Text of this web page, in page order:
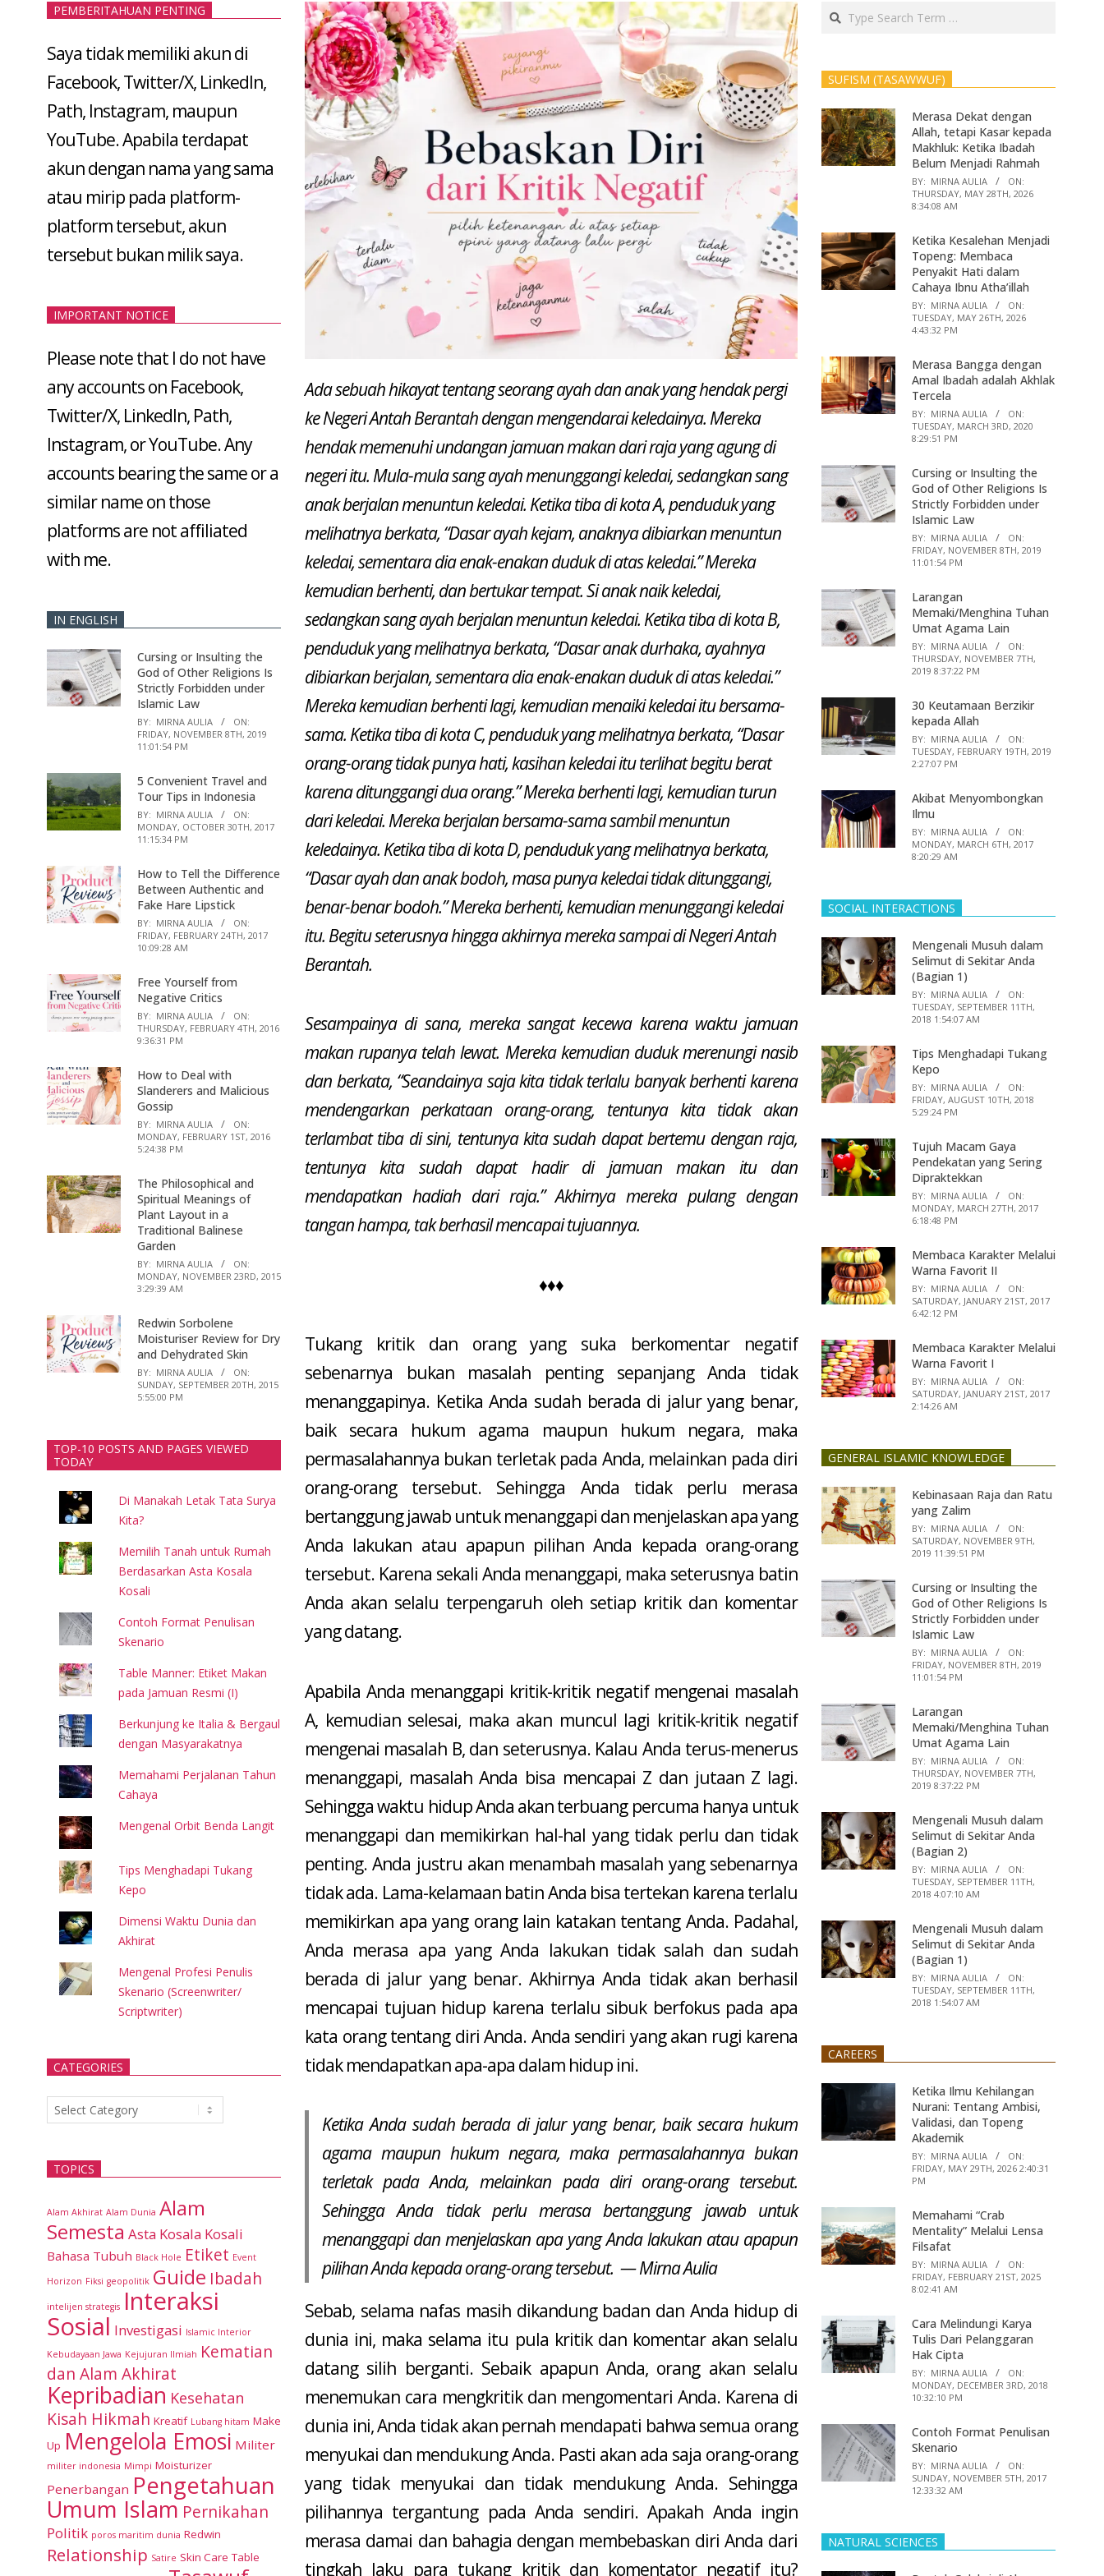
Ada sebuah hikayat tentang seorang ayah dan anak yang hendak pergi
ke Negeri Antah Berantah dengan mengendarai keledainya. Mereka
hendak memenuhi undangan jamuan makan dari raja yang agung di
negeri itu. Mula-mula sang ayah menunggangi keledai, sedangkan sang
anak berjalan menuntun keledai. Ketika tiba di kota A, penduduk yang
melihatnya berkata, “Dasar ayah kejam, anaknya dibiarkan menuntun
keledai, sementara dia enak-enakan duduk di atas keledai.” Mereka
kemudian berhenti, dan bertukar tempat. Si anak naik keledai,
sedangkan sang ayah berjalan menuntun keledai. Ketika tiba di kota B,
penduduk yang melihatnya berkata, “Dasar anak durhaka, ayahnya
dibiarkan berjalan, sementara dia enak-enakan duduk di atas keledai.”
Mereka kemudian berhenti lagi, kemudian menaiki keledai itu bersama-
sama. Ketika tiba di kota C, penduduk yang melihatnya berkata, “Dasar
orang-orang tidak punya hati, kasihan keledai itu terlihat begitu berat
karena ditunggangi dua orang.” Mereka berhenti lagi, kemudian turun
dari keledai. Mereka berjalan bersama-sama sambil menuntun
keledainya. Ketika tiba di kota D, penduduk yang melihatnya berkata,
“Dasar ayah dan anak bodoh, masa punya keledai tidak ditunggangi,
benar-benar bodoh.” Mereka berhenti, kemudian menunggangi keledai
itu. Begitu seterusnya hingga akhirnya mereka sampai di Negeri Antah
Berantah.
Sesampainya di sana, mereka sangat kecewa karena waktu jamuan
makan rupanya telah lewat. Mereka kemudian duduk merenungi nasib
dan berkata, “Seandainya saja kita tidak terlalu banyak berhenti karena
mendengarkan perkataan orang-orang, tentunya kita tidak akan
terlambat tiba di sini, tentunya kita sudah dapat bertemu dengan raja,
tentunya kita sudah dapat hadir di jamuan makan itu dan
mendapatkan hadiah dari raja.” Akhirnya mereka pulang dengan
tangan hampa, tak berhasil mencapai tujuannya.
♦♦♦
Tukang kritik dan orang yang suka berkomentar negatif
sebenarnya bukan masalah penting sepanjang Anda tidak
menanggapinya. Ketika Anda sudah berada di jalur yang benar,
baik secara hukum agama maupun hukum negara, maka
permasalahannya bukan terletak pada Anda, melainkan pada diri
orang-orang tersebut. Sehingga Anda tidak perlu merasa
bertanggung jawab untuk menanggapi dan menjelaskan apa yang
Anda lakukan atau apapun pilihan Anda kepada orang-orang
tersebut. Karena sekali Anda menanggapi, maka seterusnya batin
Anda akan selalu terpengaruh oleh setiap kritik dan komentar
yang datang.
Apabila Anda menanggapi kritik-kritik negatif mengenai masalah
A, kemudian selesai, maka akan muncul lagi kritik-kritik negatif
mengenai masalah B, dan seterusnya. Kalau Anda terus-menerus
menanggapi, masalah Anda bisa mencapai Z dan jutaan Z lagi.
Sehingga waktu hidup Anda akan terbuang percuma hanya untuk
menanggapi dan memikirkan hal-hal yang tidak perlu dan tidak
penting. Anda justru akan menambah masalah yang sebenarnya
tidak ada. Lama-kelamaan batin Anda bisa tertekan karena terlalu
memikirkan apa yang orang lain katakan tentang Anda. Padahal,
Anda merasa apa yang Anda lakukan tidak salah dan sudah
berada di jalur yang benar. Akhirnya Anda tidak akan berhasil
mencapai tujuan hidup karena terlalu sibuk berfokus pada apa
kata orang tentang diri Anda. Anda sendiri yang akan rugi karena
tidak mendapatkan apa-apa dalam hidup ini.
Ketika Anda sudah berada di jalur yang benar, baik secara hukum
agama maupun hukum negara, maka permasalahannya bukan
terletak pada Anda, melainkan pada diri orang-orang tersebut.
Sehingga Anda tidak perlu merasa bertanggung jawab untuk
menanggapi dan menjelaskan apa yang Anda lakukan atau apapun
pilihan Anda kepada orang-orang tersebut. — Mirna Aulia
Sebab, selama nafas masih dikandung badan dan Anda hidup di
dunia ini, maka selama itu pula kritik dan komentar akan selalu
datang silih berganti. Sebaik apapun Anda, orang akan selalu
menemukan cara mengkritik dan mengomentari Anda. Karena di
dunia ini, Anda tidak akan pernah mendapati bahwa semua orang
menyukai dan mendukung Anda. Pasti akan ada saja orang-orang
yang tidak menyukai dan tidak mendukung Anda. Sehingga
pilihannya tergantung pada Anda sendiri. Apakah Anda ingin
merasa damai dan bahagia dengan membebaskan diri Anda dari
tingkah laku para tukang kritik dan komentator negatif itu?
PEMBERITAHUAN PENTING
Saya tidak memiliki akun di
Facebook, Twitter/X, LinkedIn,
Path, Instagram, maupun
YouTube. Apabila terdapat
akun dengan nama yang sama
atau mirip pada platform-
platform tersebut, akun
tersebut bukan milik saya.
IMPORTANT NOTICE
Please note that I do not have
any accounts on Facebook,
Twitter/X, LinkedIn, Path,
Instagram, or YouTube. Any
accounts bearing the same or a
similar name on those
platforms are not affiliated
with me.
IN ENGLISH
Cursing or Insulting the
God of Other Religions Is
Strictly Forbidden under
Islamic Law
BY: MIRNA AULIA
ON:
FRIDAY, NOVEMBER 8TH, 2019
11:01:54 PM
5 Convenient Travel and
Tour Tips in Indonesia
BY: MIRNA AULIA
ON:
MONDAY, OCTOBER 30TH, 2017
11:15:34 PM
How to Tell the Difference
Between Authentic and
Fake Hare Lipstick
BY: MIRNA AULIA
ON:
FRIDAY, FEBRUARY 24TH, 2017
10:09:28 AM
Free Yourself from
Negative Critics
BY: MIRNA AULIA
ON:
THURSDAY, FEBRUARY 4TH, 2016
9:36:31 PM
How to Deal with
Slanderers and Malicious
Gossip
BY: MIRNA AULIA
ON:
MONDAY, FEBRUARY 1ST, 2016
5:24:38 PM
The Philosophical and
Spiritual Meanings of
Plant Layout in a
Traditional Balinese
Garden
BY: MIRNA AULIA
ON:
MONDAY, NOVEMBER 23RD, 2015
3:29:39 AM
Redwin Sorbolene
Moisturiser Review for Dry
and Dehydrated Skin
BY: MIRNA AULIA
ON:
SUNDAY, SEPTEMBER 20TH, 2015
5:55:00 PM
TOP-10 POSTS AND PAGES VIEWED
TODAY
Di Manakah Letak Tata Surya
Kita?
Memilih Tanah untuk Rumah
Berdasarkan Asta Kosala
Kosali
Contoh Format Penulisan
Skenario
Table Manner: Etiket Makan
pada Jamuan Resmi (I)
Berkunjung ke Italia & Bergaul
dengan Masyarakatnya
Memahami Perjalanan Tahun
Cahaya
Mengenal Orbit Benda Langit
Tips Menghadapi Tukang
Kepo
Dimensi Waktu Dunia dan
Akhirat
Mengenal Profesi Penulis
Skenario (Screenwriter/
Scriptwriter)
CATEGORIES
Categories
TOPICS
Alam Akhirat Alam Dunia Alam
Semesta Asta Kosala Kosali
Bahasa Tubuh Black Hole Etiket Event
Horizon Fiksi geopolitik Guide Ibadah
intelijen strategis Interaksi
Sosial Investigasi Islamic Interior
Kebudayaan Jawa Kejujuran Ilmiah Kematian
dan Alam Akhirat
Kepribadian Kesehatan
Kisah Hikmah Kreatif Lubang hitam Make
Up Mengelola Emosi Militer
militer indonesia Mimpi Moisturizer
Penerbangan Pengetahuan
Umum Islam Pernikahan
Politik poros maritim dunia Redwin
Relationship Satire Skin Care Table
Search
SUFISM (TASAWWUF)
Merasa Dekat dengan
Allah, tetapi Kasar kepada
Makhluk: Ketika Ibadah
Belum Menjadi Rahmah
BY: MIRNA AULIA
ON:
THURSDAY, MAY 28TH, 2026
8:34:08 AM
Ketika Kesalehan Menjadi
Topeng: Membaca
Penyakit Hati dalam
Cahaya Ibnu Atha’illah
BY: MIRNA AULIA
ON:
TUESDAY, MAY 26TH, 2026
4:43:32 PM
Merasa Bangga dengan
Amal Ibadah adalah Akhlak
Tercela
BY: MIRNA AULIA
ON:
TUESDAY, MARCH 3RD, 2020
8:29:51 PM
Cursing or Insulting the
God of Other Religions Is
Strictly Forbidden under
Islamic Law
BY: MIRNA AULIA
ON:
FRIDAY, NOVEMBER 8TH, 2019
11:01:54 PM
Larangan
Memaki/Menghina Tuhan
Umat Agama Lain
BY: MIRNA AULIA
ON:
THURSDAY, NOVEMBER 7TH,
2019 8:37:22 PM
30 Keutamaan Berzikir
kepada Allah
BY: MIRNA AULIA
ON:
TUESDAY, FEBRUARY 19TH, 2019
2:27:07 PM
Akibat Menyombongkan
Ilmu
BY: MIRNA AULIA
ON:
MONDAY, MARCH 6TH, 2017
8:20:29 AM
SOCIAL INTERACTIONS
Mengenali Musuh dalam
Selimut di Sekitar Anda
(Bagian 1)
BY: MIRNA AULIA
ON:
TUESDAY, SEPTEMBER 11TH,
2018 1:54:07 AM
Tips Menghadapi Tukang
Kepo
BY: MIRNA AULIA
ON:
FRIDAY, AUGUST 10TH, 2018
5:29:24 PM
Tujuh Macam Gaya
Pendekatan yang Sering
Dipraktekkan
BY: MIRNA AULIA
ON:
MONDAY, MARCH 27TH, 2017
6:18:48 PM
Membaca Karakter Melalui
Warna Favorit II
BY: MIRNA AULIA
ON:
SATURDAY, JANUARY 21ST, 2017
6:42:12 PM
Membaca Karakter Melalui
Warna Favorit I
BY: MIRNA AULIA
ON:
SATURDAY, JANUARY 21ST, 2017
2:14:26 AM
GENERAL ISLAMIC KNOWLEDGE
Kebinasaan Raja dan Ratu
yang Zalim
BY: MIRNA AULIA
ON:
SATURDAY, NOVEMBER 9TH,
2019 11:39:51 PM
Cursing or Insulting the
God of Other Religions Is
Strictly Forbidden under
Islamic Law
BY: MIRNA AULIA
ON:
FRIDAY, NOVEMBER 8TH, 2019
11:01:54 PM
Larangan
Memaki/Menghina Tuhan
Umat Agama Lain
BY: MIRNA AULIA
ON:
THURSDAY, NOVEMBER 7TH,
2019 8:37:22 PM
Mengenali Musuh dalam
Selimut di Sekitar Anda
(Bagian 2)
BY: MIRNA AULIA
ON:
TUESDAY, SEPTEMBER 11TH,
2018 4:07:10 AM
Mengenali Musuh dalam
Selimut di Sekitar Anda
(Bagian 1)
BY: MIRNA AULIA
ON:
TUESDAY, SEPTEMBER 11TH,
2018 1:54:07 AM
CAREERS
Ketika Ilmu Kehilangan
Nurani: Tentang Ambisi,
Validasi, dan Topeng
Akademik
BY: MIRNA AULIA
ON:
FRIDAY, MAY 29TH, 2026 2:40:31
PM
Memahami “Crab
Mentality” Melalui Lensa
Filsafat
BY: MIRNA AULIA
ON:
FRIDAY, FEBRUARY 21ST, 2025
8:02:41 AM
Cara Melindungi Karya
Tulis Dari Pelanggaran
Hak Cipta
BY: MIRNA AULIA
ON:
MONDAY, DECEMBER 3RD, 2018
10:32:10 PM
Contoh Format Penulisan
Skenario
BY: MIRNA AULIA
ON:
SUNDAY, NOVEMBER 5TH, 2017
12:33:32 AM
NATURAL SCIENCES